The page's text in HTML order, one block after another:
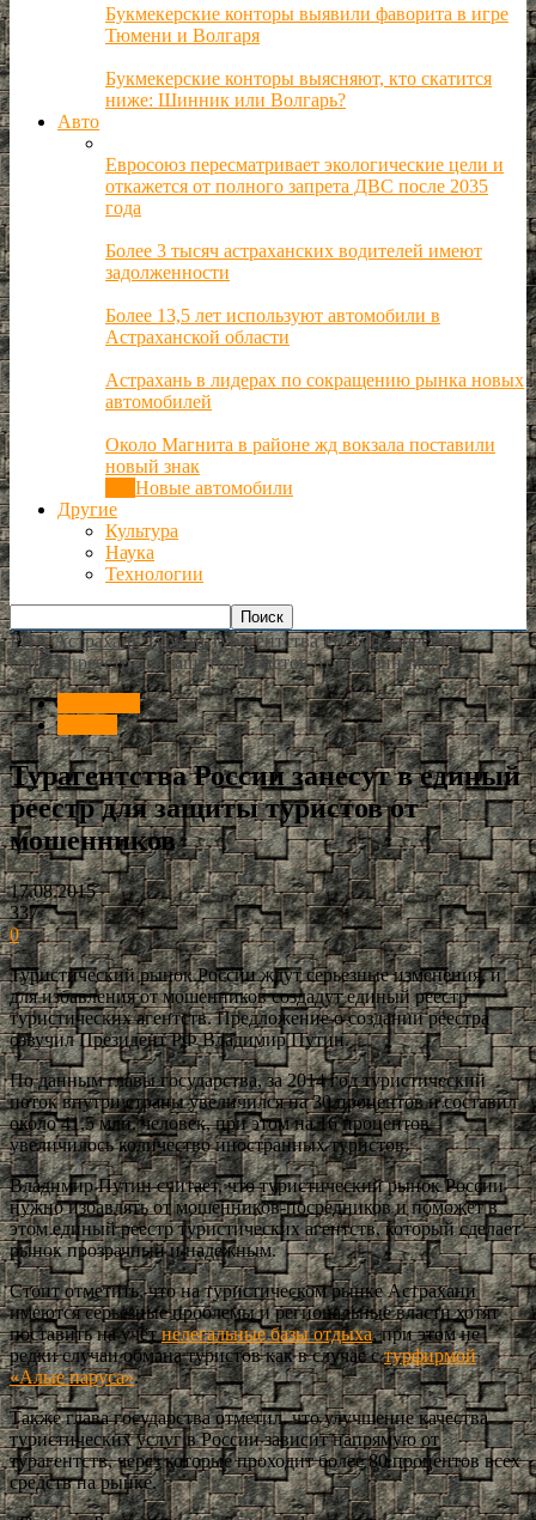
Букмекерские конторы выявили фаворита в игре
Тюмени и Волгаря
Букмекерские конторы выясняют, кто скатится
ниже: Шинник или Волгарь?
Авто
Евросоюз пересматривает экологические цели и
откажется от полного запрета ДВС после 2035
года
Более 3 тысяч астраханских водителей имеют
задолженности
Более 13,5 лет используют автомобили в
Астраханской области
Астрахань в лидерах по сокращению рынка новых
автомобилей
Около Магнита в районе жд вокзала поставили
новый знак
Новые автомобили
Другие
Культура
Наука
Технологии
РИА Астрахань Туризм Турагентства России занесут в
единый реестр для защиты туристов от мошенников
Турагентства России занесут в единый
реестр для защиты туристов от
мошенников
17.08.2015
337
0
Туристический рынок России ждут серьезные изменения, и
для избавления от мошенников создадут единый реестр
туристических агентств. Предложение о создании реестра
озвучил Президент РФ Владимир Путин.
По данным главы государства, за 2014 год туристический
поток внутри страны увеличился на 30 процентов и составил
около 41,5 млн. человек, при этом на 16 процентов
увеличилось количество иностранных туристов.
Владимир Путин считает, что туристический рынок России
нужно избавлять от мошенников-посредников и поможет в
этом единый реестр туристических агентств, который сделает
рынок прозрачный и надежным.
Стоит отметить, что на туристическом рынке Астрахани
имеются серьезные проблемы и региональные власти хотят
поставить на учётнелегальные базы отдыха, при этом не
редки случаи обмана туристов как в случае стурфирмой
«Алые паруса».
Также глава государства отметил, что улучшение качества
туристических услуг в России зависит напрямую от
турагентств, через которые проходит более 80 процентов всех
средств на рынке.